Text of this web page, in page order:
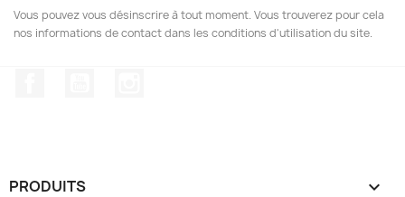
Vous pouvez vous désinscrire à tout moment. Vous trouverez pour cela
nos informations de contact dans les conditions d'utilisation du site.
PRODUITS 